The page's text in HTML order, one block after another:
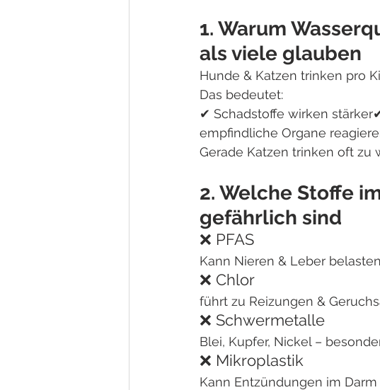
1. Warum
als viele glauben
Hunde & Katzen trinken pro
Das bedeutet:
✔ Schadstoffe wirken
empfindliche Organe
Gerade Katzen trinken oft zu
2. Welche Stoffe
gefährlich sind
❌ PFAS
Kann Nieren & Leber
❌ Chlor
führt zu Reizungen &
❌ Schwermetalle
Blei, Kupfer, Nickel –
❌ Mikroplastik
Kann Entzündungen im